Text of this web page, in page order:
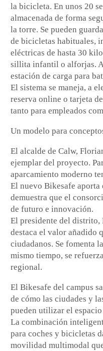
la bicicleta. En unos 20
almacenada de forma
la torre. Se pueden
de bicicletas habituales,
eléctricas de hasta 30
sillita infantil o alforjas.
estación de carga para
El sistema se maneja, a
reserva online o tarjeta
tanto para empleados
Un modelo para
El alcalde de Calw,
ejemplar del proyecto.
aparcamiento moderno
El nuevo Bikesafe
demuestra que el
de futuro e innovación.
El presidente del distrito,
destaca el valor añadido
ciudadanos. Se fomenta
mismo tiempo, se
regional.
El Bikesafe del campus
de cómo las ciudades y
pueden utilizar el
La combinación
para coches y bicicletas
movilidad multimodal